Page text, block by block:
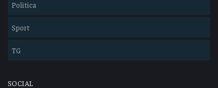
Politica
Sport
TG
SOCIAL